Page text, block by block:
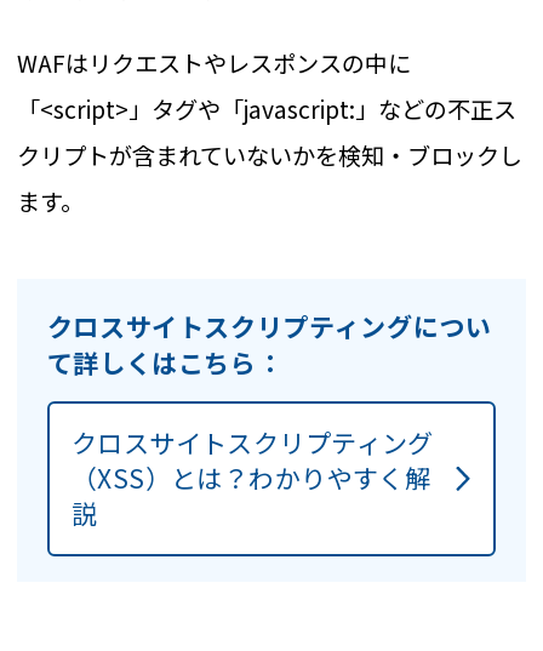
WAFはリクエストやレスポンスの中に
「<script>」タグや「javascript:」などの不正ス
クリプトが含まれていないかを検知・ブロックし
ます。
クロスサイトスクリプティングについ
て詳しくはこちら：
クロスサイトスクリプティング
（XSS）とは？わかりやすく解
説